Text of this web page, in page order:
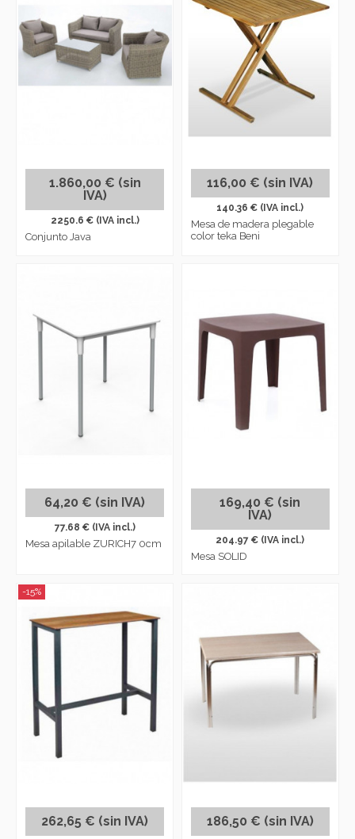
1.860,00 € (sin
IVA)
2250.6 € (IVA incl.)
Conjunto Java
116,00 € (sin IVA)
140.36 € (IVA incl.)
Mesa de madera plegable
color teka Beni
64,20 € (sin IVA)
77.68 € (IVA incl.)
Mesa apilable ZURICH7 0cm
169,40 € (sin
IVA)
204.97 € (IVA incl.)
Mesa SOLID
-15%
262,65 € (sin IVA) 186,50 € (sin IVA)